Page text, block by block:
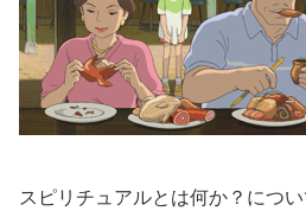
スピリチュアルとは何か？につ